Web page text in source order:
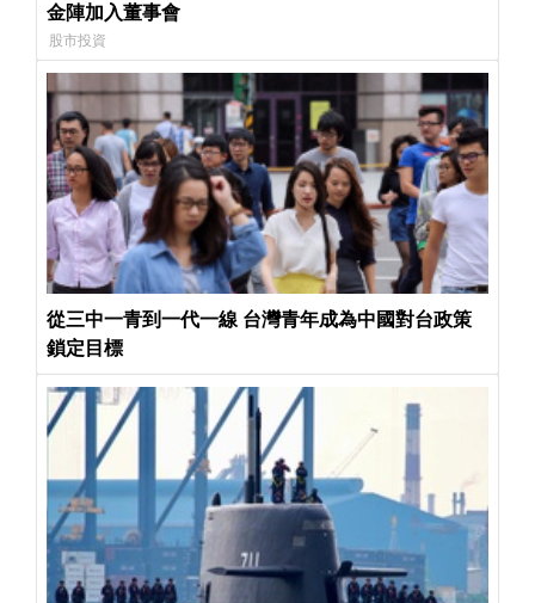
金陣加入董事會
股市投資
從三中一青到一代一線 台灣青年成為中國對台政策
鎖定目標